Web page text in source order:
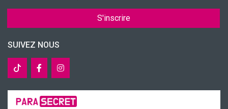
S'inscrire
SUIVEZ NOUS